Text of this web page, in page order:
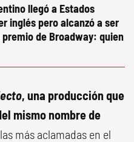
llegó a Estados
inglés pero alcanzó a ser
de Broadway: quien
, una producción que
mismo nombre de
más aclamadas en el